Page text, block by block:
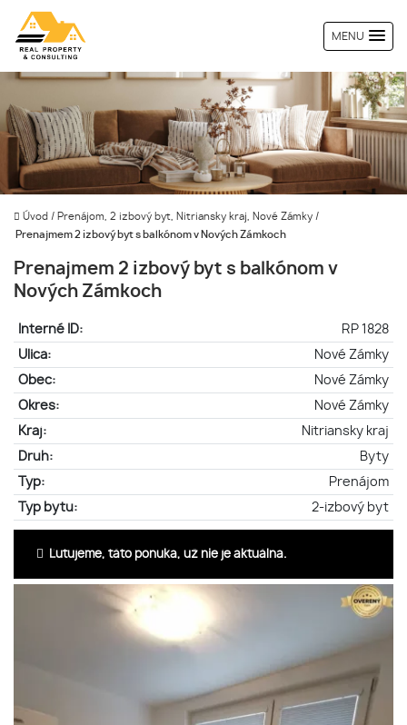
MENU
Úvod / Prenájom, 2 izbový byt, Nitriansky kraj, Nové Zámky /
Prenajmem 2 izbový byt s balkónom v Nových Zámkoch
Prenajmem 2 izbový byt s balkónom v
Nových Zámkoch
Interné ID:
RP 1828
Ulica:
Nové Zámky
Obec:
Nové Zámky
Okres:
Nové Zámky
Kraj:
Nitriansky kraj
Druh:
Byty
Typ:
Prenájom
Typ bytu:
2-izbový byt
Ľutujeme, táto ponuka, už nie je aktuálna.